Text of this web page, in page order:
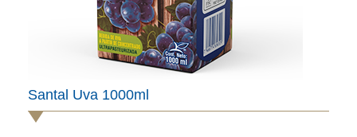
Santal Uva 1000ml